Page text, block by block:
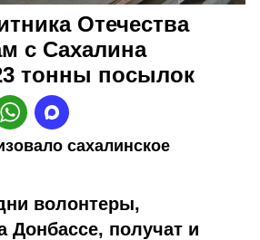
Отечества
с Сахалина
тонны посылок
сахалинское
волонтеры,
Донбассе, получат и